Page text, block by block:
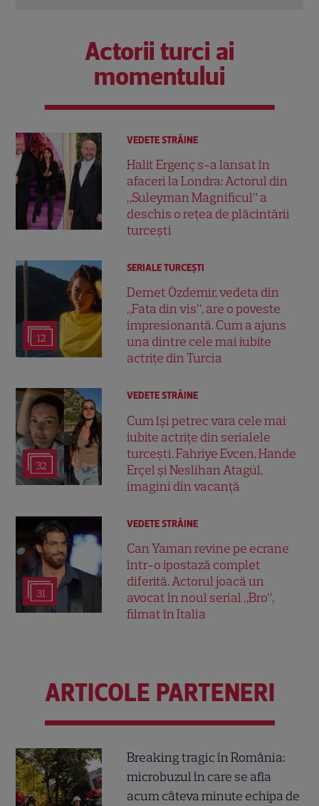
Actorii turci ai
momentului
VEDETE STRĂINE
Halit Ergenç s-a lansat în
afaceri la Londra: Actorul din
„Suleyman Magnificul” a
deschis o rețea de plăcintării
turcești
12
SERIALE TURCEŞTI
Demet Özdemir, vedeta din
„Fata din vis”, are o poveste
impresionantă. Cum a ajuns
una dintre cele mai iubite
actrițe din Turcia
32
VEDETE STRĂINE
Cum își petrec vara cele mai
iubite actrițe din serialele
turcești. Fahriye Evcen, Hande
Erçel și Neslihan Atagül,
imagini din vacanță
31
VEDETE STRĂINE
Can Yaman revine pe ecrane
într-o ipostază complet
diferită. Actorul joacă un
avocat în noul serial „Bro”,
filmat în Italia
ARTICOLE PARTENERI
Breaking tragic în România:
microbuzul în care se afla
acum câteva minute echipa de